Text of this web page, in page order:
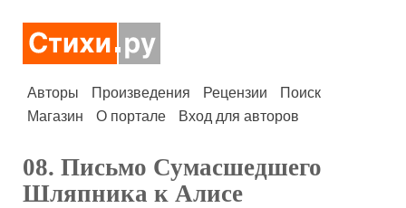
Авторы Произведения Рецензии
Поиск
Магазин
О портале Вход для авторов
08. Письмо Сумасшедшего
Шляпника к Алисе